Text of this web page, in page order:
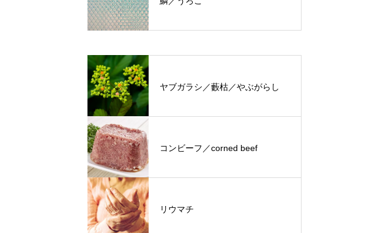
ヤブガラシ／藪枯／やぶがらし
コンビーフ／corned beef
リウマチ